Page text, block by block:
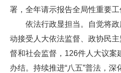
署，全年请示报告全局性重要工
依法行政显担当。自觉将
动接受人大依法监督、政协民
督和社会监督，126件人大议案
办结。持续推进“八五”普法，